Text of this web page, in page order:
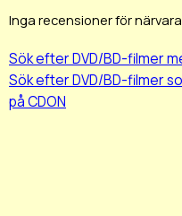
Inga recensioner för
Sök efter DVD/BD-filmer
Sök efter DVD/BD-filmer
på CDON